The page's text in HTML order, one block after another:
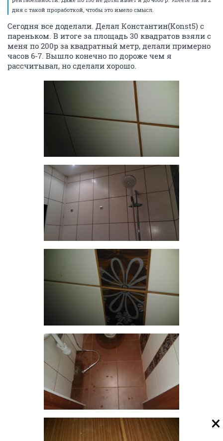
дня с такой проработкой, чтобы это имело смысл.
Сегодня все доделали. Делал Константин(Konst5) с
пареньком. В итоге за площадь 30 квадратов взяли с
меня по 200р за квадратный метр, делали примерно
часов 6-7. Вышло конечно по дороже чем я
рассчитывал, но сделали хорошо.